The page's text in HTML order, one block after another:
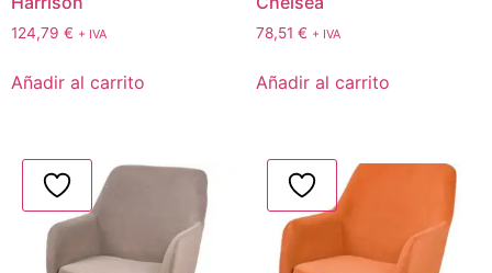
124,79 € + IVA
Añadir al carrito
78,51 € + IVA
Añadir al carrito